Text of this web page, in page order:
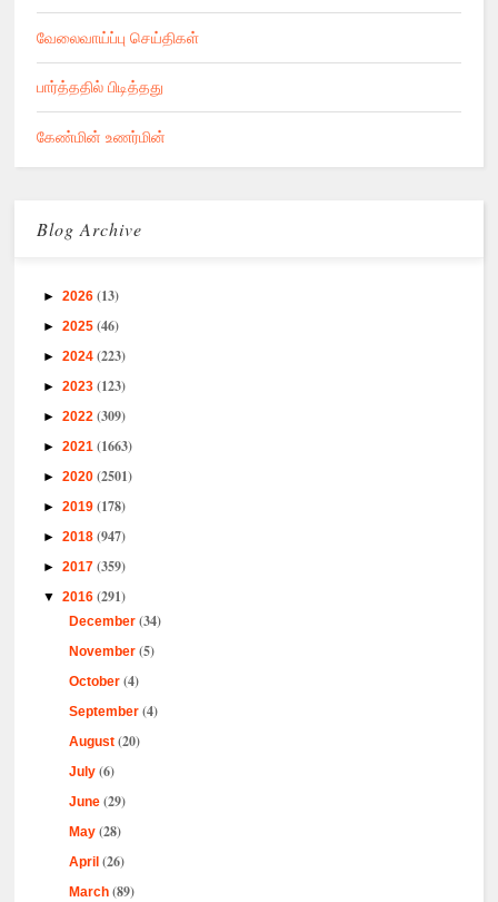
வேலைவாய்ப்பு செய்திகள்
பார்த்ததில் பிடித்தது
கேண்மின் உணர்மின்
Blog Archive
►2026(13)
►2025(46)
►2024(223)
►2023(123)
►2022(309)
►2021(1663)
►2020(2501)
►2019(178)
►2018(947)
►2017(359)
▼2016(291)
December(34)
November(5)
October(4)
September(4)
August(20)
July(6)
June(29)
May(28)
April(26)
March(89)